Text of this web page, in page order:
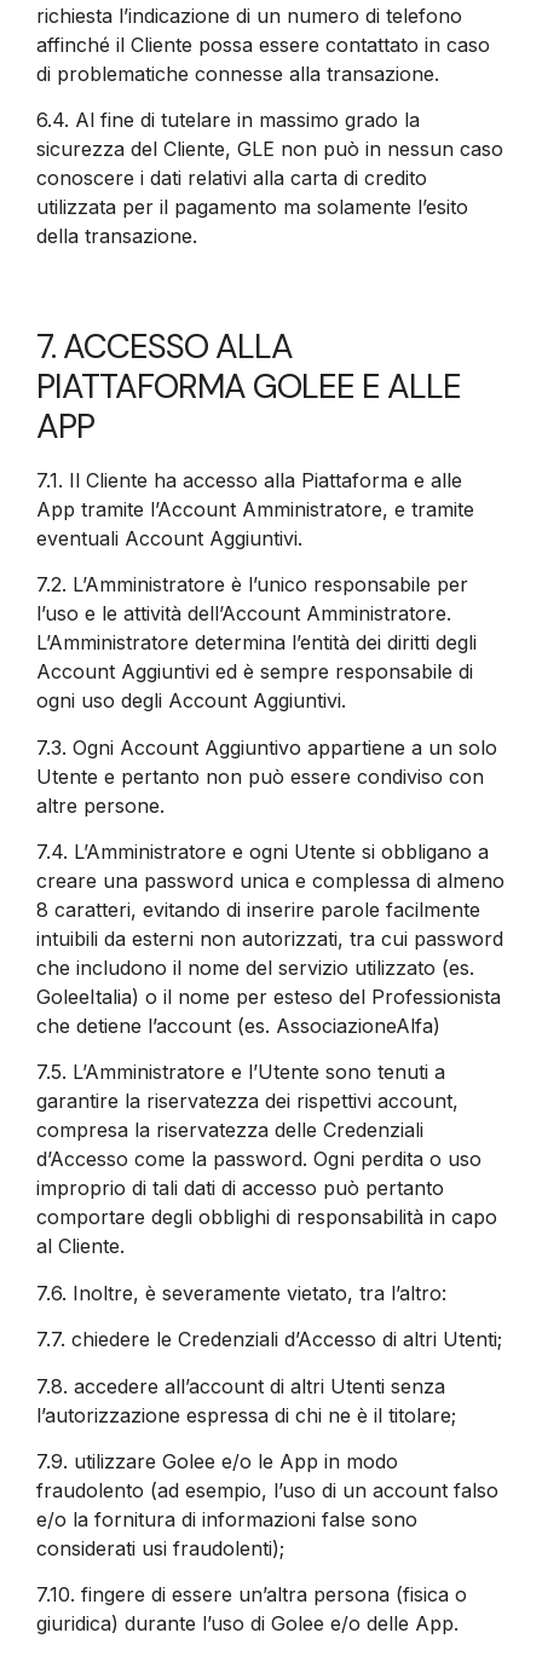
richiesta l’indicazione di un numero di telefono
affinché il Cliente possa essere contattato in caso
di problematiche connesse alla transazione.
6.4. Al fine di tutelare in massimo grado la
sicurezza del Cliente, GLE non può in nessun caso
conoscere i dati relativi alla carta di credito
utilizzata per il pagamento ma solamente l’esito
della transazione.
7. ACCESSO ALLA
PIATTAFORMA GOLEE E ALLE
APP
7.1. Il Cliente ha accesso alla Piattaforma e alle
App tramite l’Account Amministratore, e tramite
eventuali Account Aggiuntivi.
7.2. L’Amministratore è l’unico responsabile per
l’uso e le attività dell’Account Amministratore.
L’Amministratore determina l’entità dei diritti degli
Account Aggiuntivi ed è sempre responsabile di
ogni uso degli Account Aggiuntivi.
7.3. Ogni Account Aggiuntivo appartiene a un solo
Utente e pertanto non può essere condiviso con
altre persone.
7.4. L’Amministratore e ogni Utente si obbligano a
creare una password unica e complessa di almeno
8 caratteri, evitando di inserire parole facilmente
intuibili da esterni non autorizzati, tra cui password
che includono il nome del servizio utilizzato (es.
GoleeItalia) o il nome per esteso del Professionista
che detiene l’account (es. AssociazioneAlfa)
7.5. L’Amministratore e l’Utente sono tenuti a
garantire la riservatezza dei rispettivi account,
compresa la riservatezza delle Credenziali
d’Accesso come la password. Ogni perdita o uso
improprio di tali dati di accesso può pertanto
comportare degli obblighi di responsabilità in capo
al Cliente.
7.6. Inoltre, è severamente vietato, tra l’altro:
7.7. chiedere le Credenziali d’Accesso di altri Utenti;
7.8. accedere all’account di altri Utenti senza
l’autorizzazione espressa di chi ne è il titolare;
7.9. utilizzare Golee e/o le App in modo
fraudolento (ad esempio, l’uso di un account falso
e/o la fornitura di informazioni false sono
considerati usi fraudolenti);
7.10. fingere di essere un’altra persona (fisica o
giuridica) durante l’uso di Golee e/o delle App.